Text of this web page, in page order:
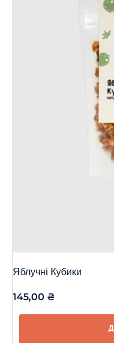
Яблучні Кубики
145,00 ₴